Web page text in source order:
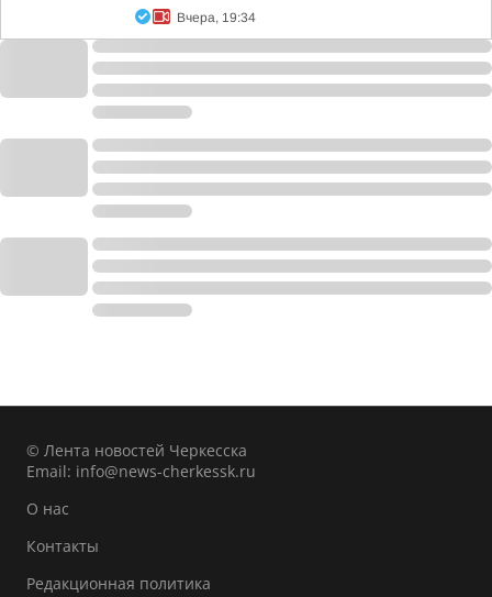
Вчера, 19:34
© Лента новостей Черкесска
Email: info@news-cherkessk.ru
О нас
Контакты
Редакционная политика